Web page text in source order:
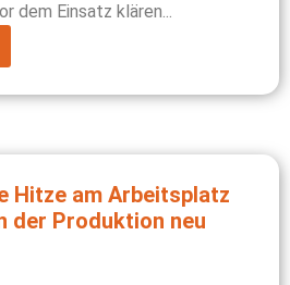
dem Einsatz klären...
Hitze am Arbeitsplatz
der Produktion neu